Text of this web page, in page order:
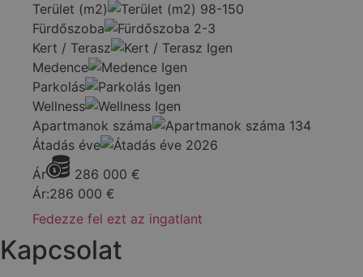
Terület (m2)
98-150
Fürdőszoba
2-3
Kert / Terasz
Igen
Medence
Igen
Parkolás
Igen
Wellness
Igen
Apartmanok száma
134
Átadás éve
2026
Ár
286 000 €
Ár:286 000 €
Fedezze fel ezt az ingatlant
Kapcsolat